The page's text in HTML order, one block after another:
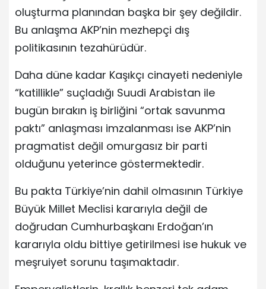
oluşturma planından başka bir şey değildir.
Bu anlaşma AKP’nin mezhepçi dış
politikasının tezahürüdür.
Daha düne kadar Kaşıkçı cinayeti nedeniyle
“katillikle” suçladığı Suudi Arabistan ile
bugün bırakın iş birliğini “ortak savunma
paktı” anlaşması imzalanması ise AKP’nin
pragmatist değil omurgasız bir parti
olduğunu yeterince göstermektedir.
Bu pakta Türkiye’nin dahil olmasının Türkiye
Büyük Millet Meclisi kararıyla değil de
doğrudan Cumhurbaşkanı Erdoğan’ın
kararıyla oldu bittiye getirilmesi ise hukuk ve
meşruiyet sorunu taşımaktadır.